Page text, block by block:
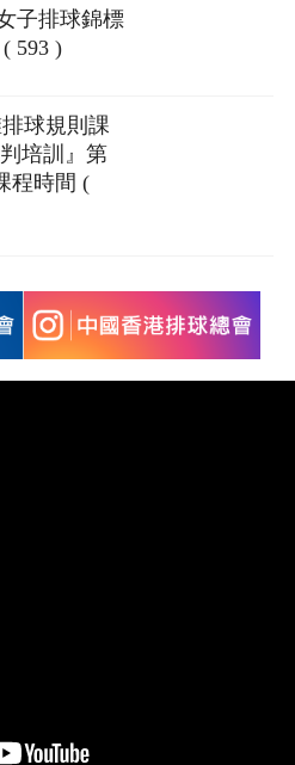
子排球錦標
593 )
球規則課
培訓』第
程時間 (